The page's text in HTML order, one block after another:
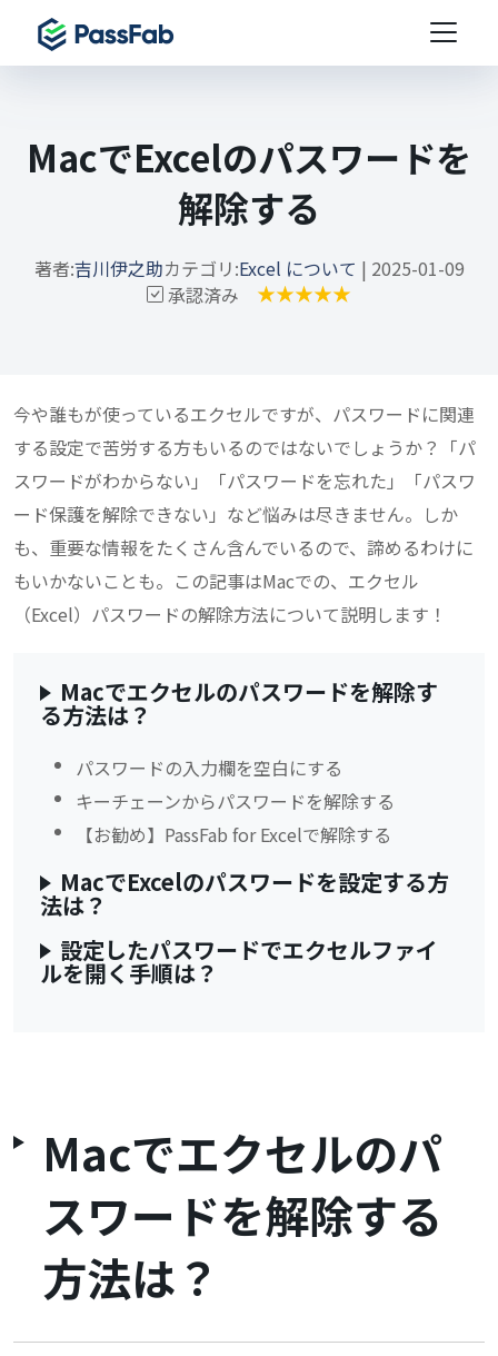
MacでExcelのパスワードを
解除する
著者:吉川伊之助カテゴリ:Excel について | 2025-01-09
承認済み
今や誰もが使っているエクセルですが、パスワードに関連
する設定で苦労する方もいるのではないでしょうか？「パ
スワードがわからない」「パスワードを忘れた」「パスワ
ード保護を解除できない」など悩みは尽きません。しか
も、重要な情報をたくさん含んでいるので、諦めるわけに
もいかないことも。この記事はMacでの、エクセル
（Excel）パスワードの解除方法について説明します！
Macでエクセルのパスワードを解除す
る方法は？
パスワードの入力欄を空白にする
キーチェーンからパスワードを解除する
【お勧め】PassFab for Excelで解除する
MacでExcelのパスワードを設定する方
法は？
設定したパスワードでエクセルファイ
ルを開く手順は？
Macでエクセルのパ
スワードを解除する
方法は？